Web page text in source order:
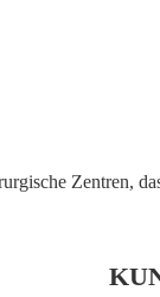
Zentren,